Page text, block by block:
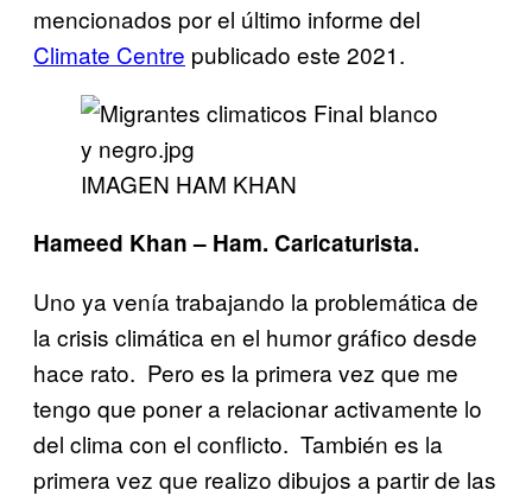
mencionados por el último informe del
Climate Centre publicado este 2021.
IMAGEN HAM KHAN
Hameed Khan – Ham. Caricaturista.
Uno ya venía trabajando la problemática de
la crisis climática en el humor gráfico desde
hace rato. Pero es la primera vez que me
tengo que poner a relacionar activamente lo
del clima con el conflicto. También es la
primera vez que realizo dibujos a partir de las